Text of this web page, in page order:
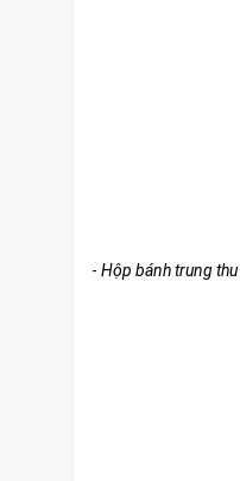
- Hộp bánh trung thu